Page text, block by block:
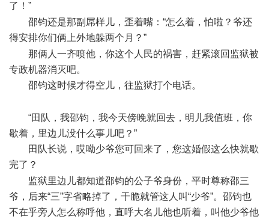
了！”
邵钧还是那副屌样儿，歪着嘴：“怎么着，怕啦？爷还
得安排你们俩上外地躲两个月？”
那俩人一齐喷他，你这个人民的祸害，赶紧滚回监狱被
专政机器消灭吧。
邵钧这时候才得空儿，往监狱打个电话。
“田队，我邵钧，我今天傍晚就回去，明儿我值班，你
歇着，里边儿没什么事儿吧？”
田队长说，哎呦少爷您可回来了，您这婚假这么快就歇
完了？
监狱里边儿都知道邵钧的公子爷身份，平时尊称邵三
爷，后来“三”字省略掉了，干脆就管这人叫“少爷”。邵钧也
不在乎旁人怎么称呼他，直呼大名儿他也听着，叫他少爷他